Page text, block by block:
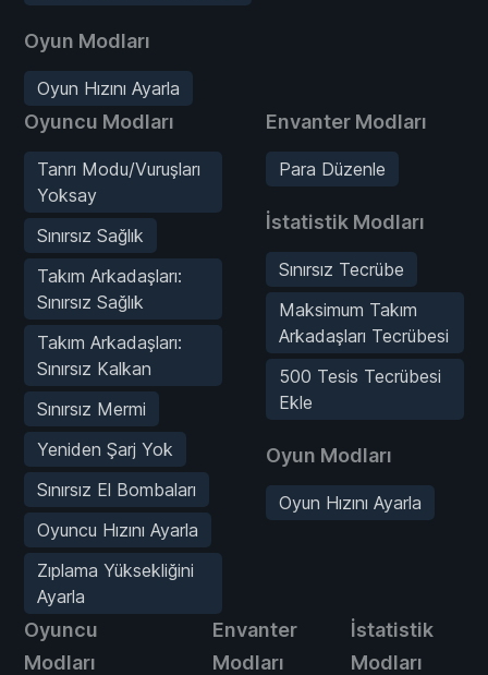
Oyun Modları
Oyun Hızını Ayarla
Oyuncu Modları
Tanrı Modu/Vuruşları
Yoksay
Sınırsız Sağlık
Takım Arkadaşları:
Sınırsız Sağlık
Takım Arkadaşları:
Sınırsız Kalkan
Sınırsız Mermi
Yeniden Şarj Yok
Sınırsız El Bombaları
Oyuncu Hızını Ayarla
Zıplama Yüksekliğini
Ayarla
Envanter Modları
Para Düzenle
İstatistik Modları
Sınırsız Tecrübe
Maksimum Takım
Arkadaşları Tecrübesi
500 Tesis Tecrübesi
Ekle
Oyun Modları
Oyun Hızını Ayarla
Oyuncu
Modları
Envanter
Modları
İstatistik
Modları